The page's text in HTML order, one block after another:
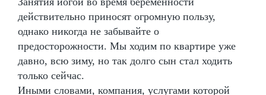
действительно приносят огромную пользу,
однако никогда не забывайте о
предосторожности. Мы ходим по квартире уже
давно, всю зиму, но так долго сын стал ходить
только сейчас.
Иными словами, компания, услугами которой